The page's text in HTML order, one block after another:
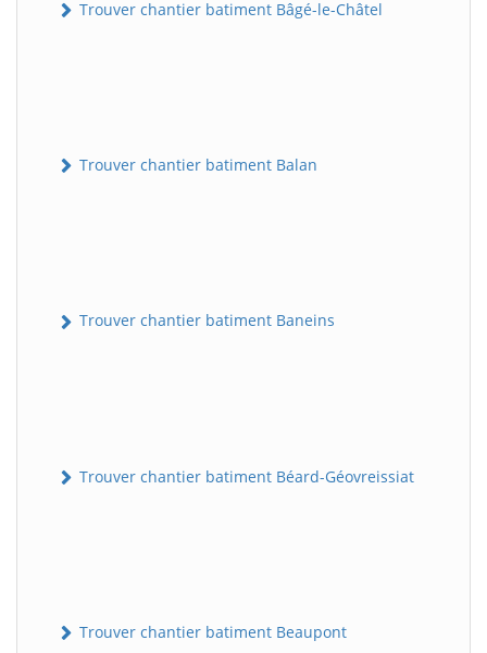
Trouver chantier batiment Bâgé-le-Châtel
Trouver chantier batiment Balan
Trouver chantier batiment Baneins
Trouver chantier batiment Béard-Géovreissiat
Trouver chantier batiment Beaupont